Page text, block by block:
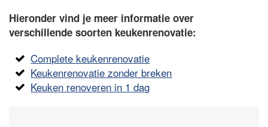
Hieronder vind je meer informatie over
verschillende soorten keukenrenovatie:
Complete keukenrenovatie
Keukenrenovatie zonder breken
Keuken renoveren in 1 dag